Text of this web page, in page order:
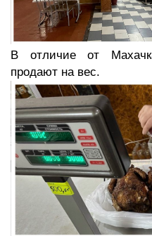
В отличие от
продают на вес.